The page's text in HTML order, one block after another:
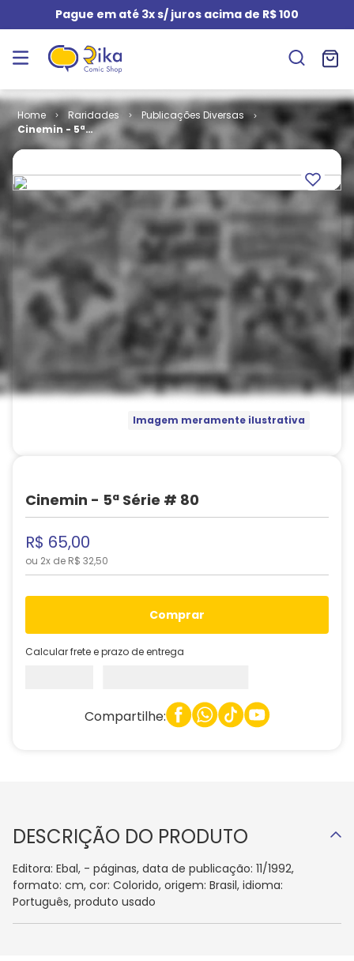
Pague em até 3x s/ juros acima de R$ 100
Raridades
Publicações Diversas
Cinemin - 5ª
Série # 80
Imagem meramente ilustrativa
Cinemin - 5ª Série # 80
R$ 65,00
ou 2x de R$ 32,50
comprar
Calcular frete e prazo de entrega
Compartilhe:
DESCRIÇÃO DO PRODUTO
Editora: Ebal, - páginas, data de publicação: 11/1992,
formato: cm, cor: Colorido, origem: Brasil, idioma:
Português, produto usado